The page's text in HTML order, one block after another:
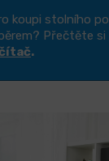
koupi stolního
Přečtěte si
.